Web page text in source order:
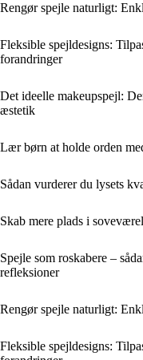
Rengør spejle naturligt:
Fleksible spejldesigns:
forandringer
Det ideelle makeupspejl:
æstetik
Lær børn at holde orden
Sådan vurderer du lysets
Skab mere plads i
Spejle som roskabere –
refleksioner
Rengør spejle naturligt:
Fleksible spejldesigns: